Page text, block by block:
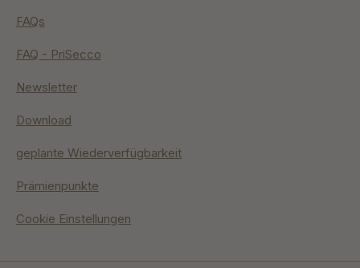
FAQs
FAQ - PriSecco
Newsletter
Download
geplante Wiederverfügbarkeit
Prämienpunkte
Cookie Einstellungen